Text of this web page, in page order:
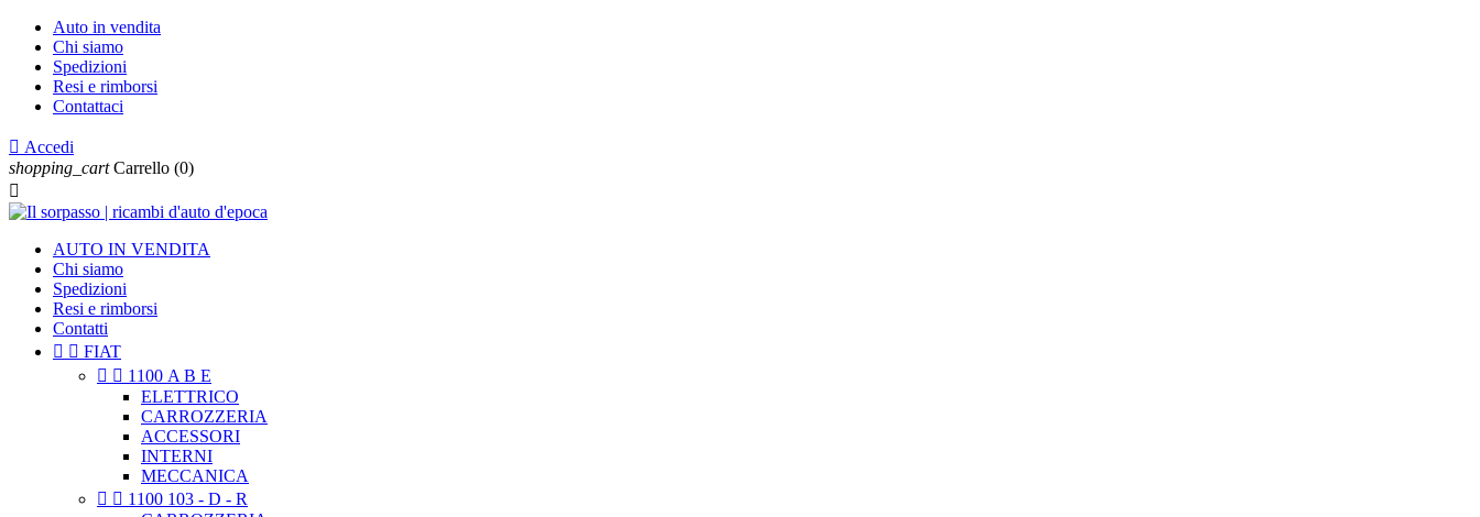
Auto in vendita
Chi siamo
Spedizioni
Resi e rimborsi
Contattaci
 Accedi
shopping_cart Carrello (0)

AUTO IN VENDITA
Chi siamo
Spedizioni
Resi e rimborsi
Contatti
  FIAT
  1100 A B E
ELETTRICO
CARROZZERIA
ACCESSORI
INTERNI
MECCANICA
  1100 103 - D - R